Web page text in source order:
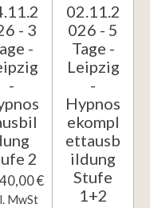
- 3
-
-
2
€
MwSt
02.11.2
026 - 5
Tage -
Leipzig
-
Hypnos
ekompl
ettausb
ildung
Stufe
1+2